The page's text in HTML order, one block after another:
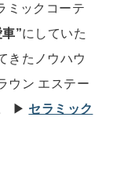
ミックコーテ
”にしていた
きたノウハウ
ウン エステー
▶ セラミック